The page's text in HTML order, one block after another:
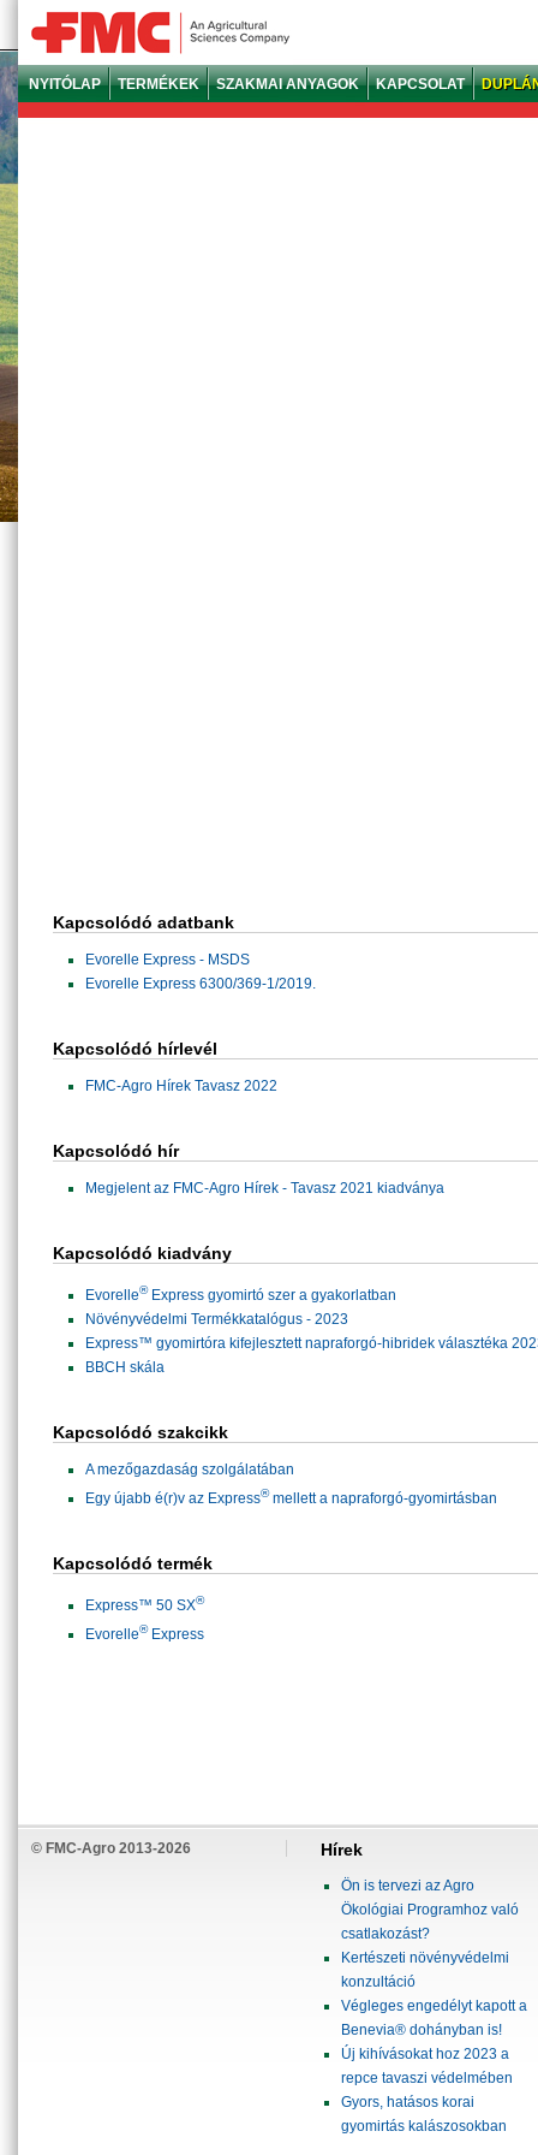
NYITÓLAP TERMÉKEK SZAKMAI ANYAGOK KAPCSOLAT
Kapcsolódó adatbank
Evorelle Express - MSDS
Evorelle Express 6300/369-1/2019.
Kapcsolódó hírlevél
FMC-Agro Hírek Tavasz 2022
Kapcsolódó hír
Megjelent az FMC-Agro Hírek - Tavasz 2021 kiadványa
Kapcsolódó kiadvány
Evorelle®Express gyomirtó szer a gyakorlatban
Növényvédelmi Termékkatalógus - 2023
Express™ gyomirtóra kifejlesztett napraforgó-hibridek választéka
BBCH skála
Kapcsolódó szakcikk
A mezőgazdaság szolgálatában
Egy újabb é(r)v az Express®mellett a napraforgó-gyomirtásban
Kapcsolódó termék
Express™ 50 SX®
Evorelle®Express
© FMC-Agro 2013-2026 Hírek
Ön is tervezi az Agro
Ökológiai Programhoz való
csatlakozást?
Kertészeti növényvédelmi
konzultáció
Végleges engedélyt kapott a
Benevia® dohányban is!
Új kihívásokat hoz 2023 a
repce tavaszi védelmében
Gyors, hatásos korai
gyomirtás kalászosokban